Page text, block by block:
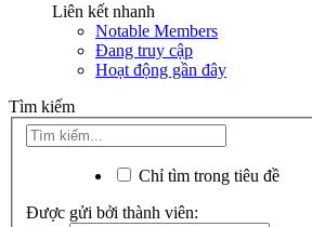
Liên kết nhanh
Notable Members
Đang truy cập
Hoạt động gần đây
Tìm kiếm
Chỉ tìm trong tiêu đề
Được gửi bởi thành viên: